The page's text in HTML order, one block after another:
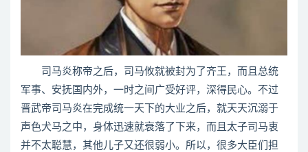
司马炎称帝之后，司马攸就被封为了齐王，而且总统
军事、安抚国内外，一时之间广受好评，深得民心。不过
晋武帝司马炎在完成统一天下的大业之后，就天天沉溺于
声色犬马之中，身体迅速就衰落了下来，而且太子司马衷
并不太聪慧，其他儿子又还很弱小。所以，很多大臣们担